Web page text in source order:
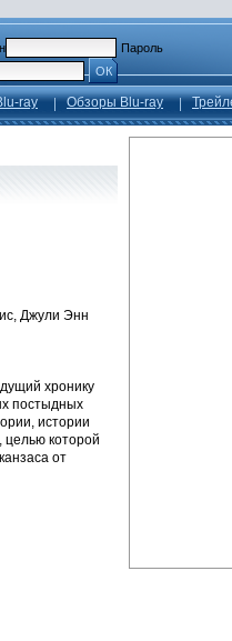
Пароль
ОК
ray Обзоры Blu-ray
Джули Энн
хронику
постыдных
истории
целью которой
от